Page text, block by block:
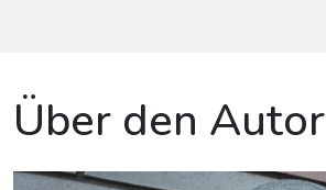
Über den Autor